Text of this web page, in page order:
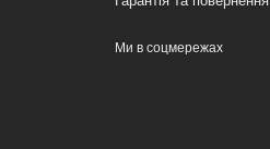
Ми в соцмережах